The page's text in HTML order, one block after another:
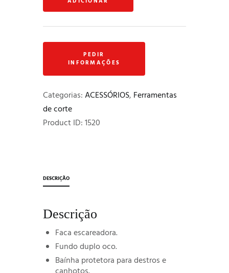
"Rieger"
Categorias:ACESSÓRIOS, Ferramentas
de corte
Product ID:1520
DESCRIÇÃO
Descrição
Faca escareadora.
Fundo duplo oco.
Baínha protetora para destros e